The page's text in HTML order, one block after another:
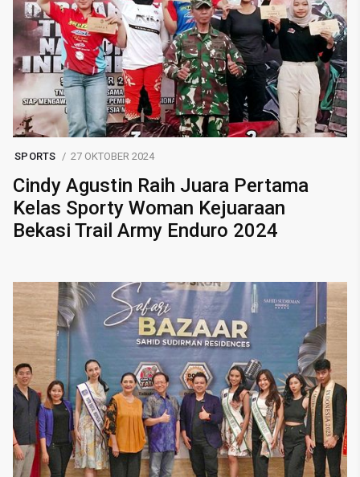
SPORTS 27 OKTOBER 2024
Cindy Agustin Raih Juara Pertama
Kelas Sporty Woman Kejuaraan
Bekasi Trail Army Enduro 2024